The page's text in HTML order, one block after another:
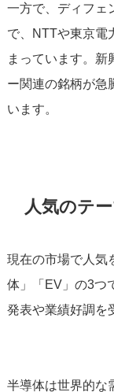
一方で、ディフェ
で、NTTや東京電
まっています。新
ー関連の銘柄が急
います。
人気のテ
現在の市場で人気
体」「EV」の3つ
発表や業績好調を
半導体は世界的な